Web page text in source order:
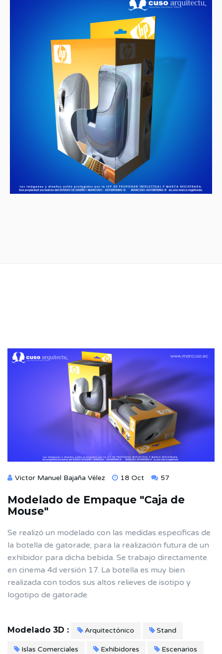
Victor Manuel Bajaña Vélez 18 Oct 57
Modelado de Empaque "Caja de
Mouse"
Se realizó un modelado con las medidas especificas de
la botella de gatorade; para la realización futura de un
exhibidor para dicha bebida. Se trabajo directamente
en cinema 4d versión 17. La botella es muy bien
realizada con todos sus altos relieves de isotipo y
logotipo de gatorade
Modelado 3D : Arquitectónico Stand
Islas Comerciales Exhibidores Escenarios